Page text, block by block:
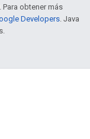
. Para obtener más
Developers. Java